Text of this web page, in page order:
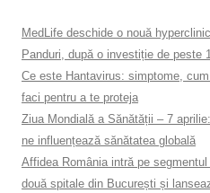
MedLife deschide o nouă
Panduri, după o investiție de peste
Ce este Hantavirus: simptome,
faci pentru a te proteja
Ziua Mondială a Sănătății – 7
ne influențează sănătatea globală
Affidea România intră pe
două spitale din București și